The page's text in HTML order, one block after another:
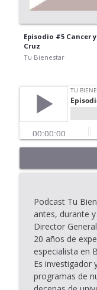
Episodio #5
Cruz
Tu Bienestar
sentir
🎙
impacta
Tu Bienestar
🎙
tus
Tu Bienestar
Podcast Tu
antes, durante
Director
20 años de
especialista en
Es investigador
programas de